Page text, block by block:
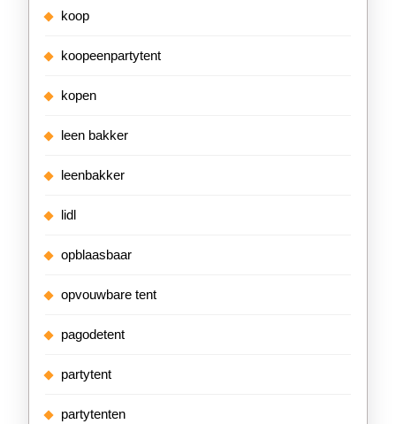
koop
koopeenpartytent
kopen
leen bakker
leenbakker
lidl
opblaasbaar
opvouwbare tent
pagodetent
partytent
partytenten